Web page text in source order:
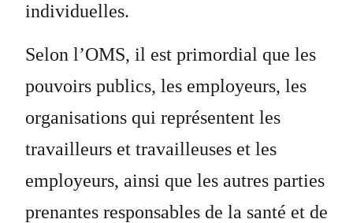
individuelles.
Selon l’OMS, il est primordial que les
pouvoirs publics, les employeurs, les
organisations qui représentent les
travailleurs et travailleuses et les
employeurs, ainsi que les autres parties
prenantes responsables de la santé et de